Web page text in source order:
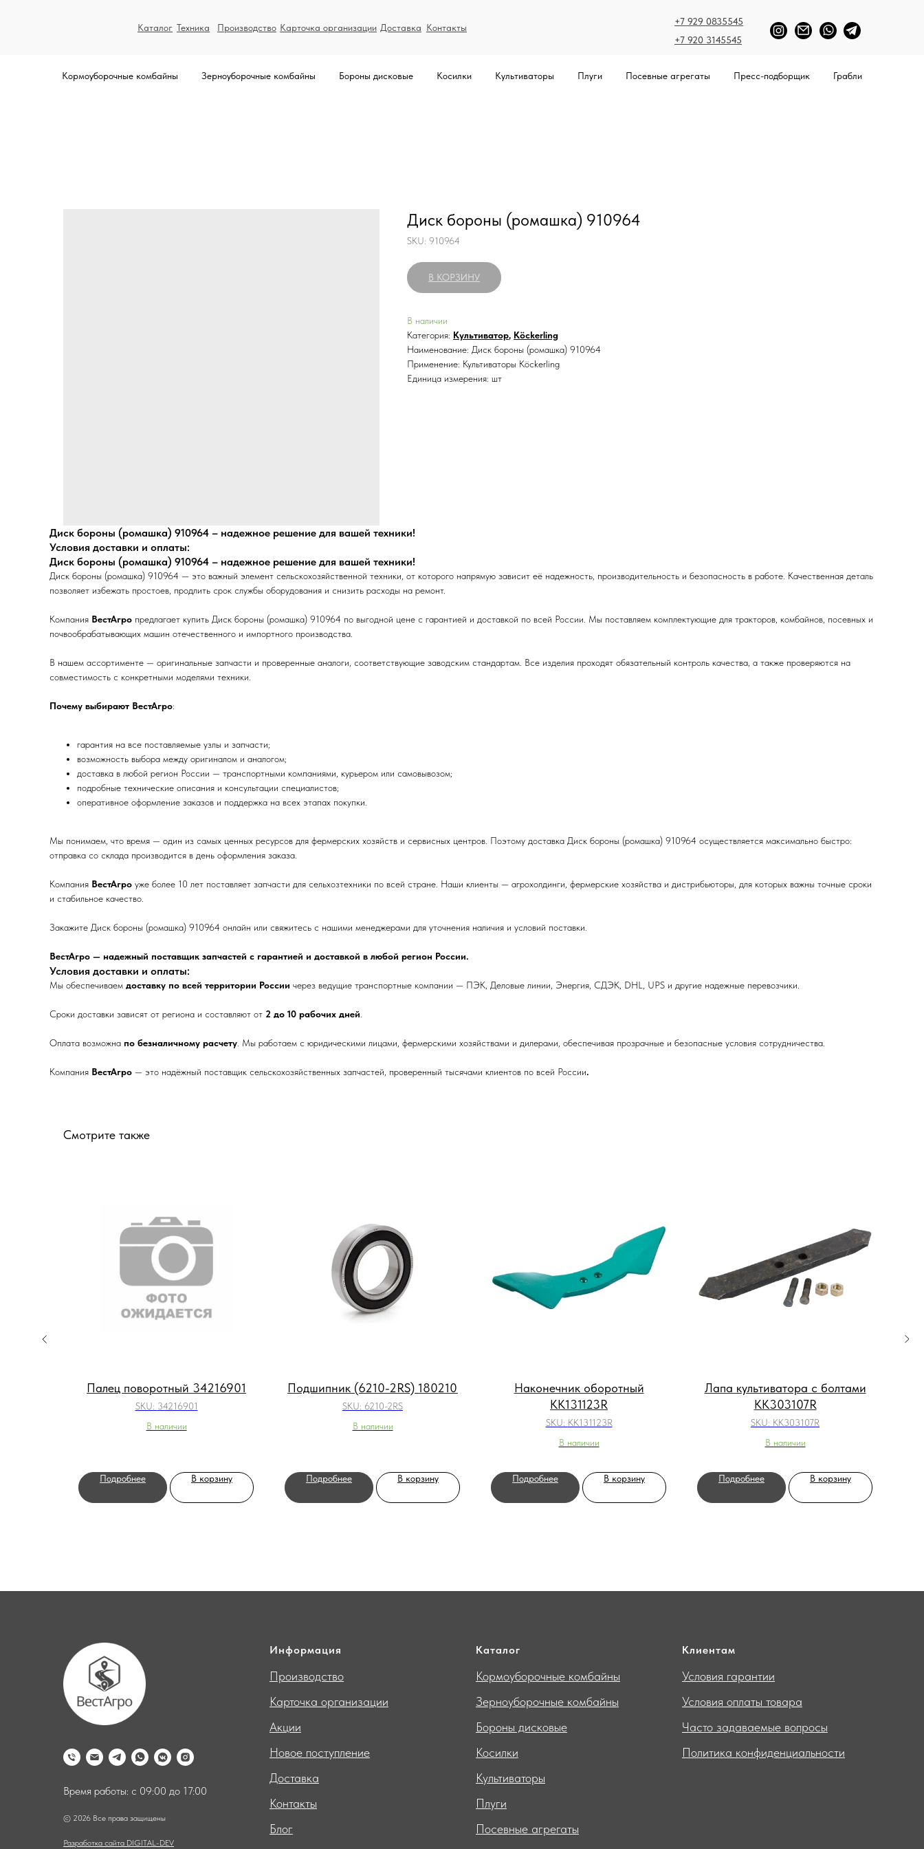
Каталог Техника Производство Карточка организации Доставка Контакты
+7 920 3145545
+7 929 0835545
Кормоуборочные комбайны Зерноуборочные комбайны Бороны дисковые Косилки Культиваторы Плуги Посевные агрегаты Пресс-подборщик Грабли
Диск бороны (ромашка) 910964
SKU: 910964
В КОРЗИНУ
В наличии
Категория: Культиватор, Köckerling
Наименование: Диск бороны (ромашка) 910964
Применение: Культиваторы Köckerling
Единица измерения: шт
Диск бороны (ромашка) 910964 – надежное решение для вашей техники!
Условия доставки и оплаты:
Диск бороны (ромашка) 910964 – надежное решение для вашей техники!
Диск бороны (ромашка) 910964 — это важный элемент сельскохозяйственной техники, от которого напрямую зависит её надежность, производительность и безопасность в работе. Качественная деталь
позволяет избежать простоев, продлить срок службы оборудования и снизить расходы на ремонт.
Компания ВестАгро предлагает купить Диск бороны (ромашка) 910964 по выгодной цене с гарантией и доставкой по всей России. Мы поставляем комплектующие для тракторов, комбайнов, посевных и
почвообрабатывающих машин отечественного и импортного производства.
В нашем ассортименте — оригинальные запчасти и проверенные аналоги, соответствующие заводским стандартам. Все изделия проходят обязательный контроль качества, а также проверяются на
совместимость с конкретными моделями техники.
Почему выбирают ВестАгро:
гарантия на все поставляемые узлы и запчасти;
возможность выбора между оригиналом и аналогом;
доставка в любой регион России — транспортными компаниями, курьером или самовывозом;
подробные технические описания и консультации специалистов;
оперативное оформление заказов и поддержка на всех этапах покупки.
Мы понимаем, что время — один из самых ценных ресурсов для фермерских хозяйств и сервисных центров. Поэтому доставка Диск бороны (ромашка) 910964 осуществляется максимально быстро:
отправка со склада производится в день оформления заказа.
Компания ВестАгро уже более 10 лет поставляет запчасти для сельхозтехники по всей стране. Наши клиенты — агрохолдинги, фермерские хозяйства и дистрибьюторы, для которых важны точные сроки
и стабильное качество.
Закажите Диск бороны (ромашка) 910964 онлайн или свяжитесь с нашими менеджерами для уточнения наличия и условий поставки.
ВестАгро — надежный поставщик запчастей с гарантией и доставкой в любой регион России.
Условия доставки и оплаты:
Мы обеспечиваем доставку по всей территории России через ведущие транспортные компании — ПЭК, Деловые линии, Энергия, СДЭК, DHL, UPS и другие надежные перевозчики.
Сроки доставки зависят от региона и составляют от 2 до 10 рабочих дней
Оплата возможна по безналичному расчету . Мы работаем с юридическими лицами, фермерскими хозяйствами и дилерами, обеспечивая прозрачные и безопасные условия сотрудничества.
Компания ВестАгро — это надёжный поставщик сельскохозяйственных запчастей, проверенный тысячами клиентов по всей России.
Смотрите также
Палец поворотный 34216901
SKU: 34216901
В наличии
Подробнее В корзину
Подшипник (6210-2RS) 180210
SKU: 6210-2RS
В наличии
Подробнее В корзину
Наконечник оборотный
KK131123R
SKU: KK131123R
В наличии
Подробнее В корзину
Лапа культиватора с болтами
KK303107R
SKU: KK303107R
В наличии
Подробнее В корзину
Время работы: с 09:00 до 17:00
© 2026 Все права защищены
Разработка сайта DIGITAL-DEV
Информация
Производство
Карточка организации
Акции
Новое поступление
Доставка
Контакты
Блог
Каталог
Кормоуборочные комбайны
Зерноуборочные комбайны
Бороны дисковые
Косилки
Культиваторы
Плуги
Посевные агрегаты
Клиентам
Условия гарантии
Условия оплаты товара
Часто задаваемые вопросы
Политика конфиденциальности